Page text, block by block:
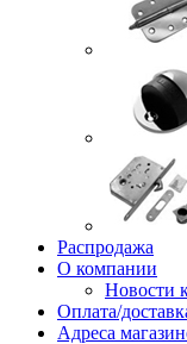
Распродажа
О компании
Новости
Оплата/
Адреса